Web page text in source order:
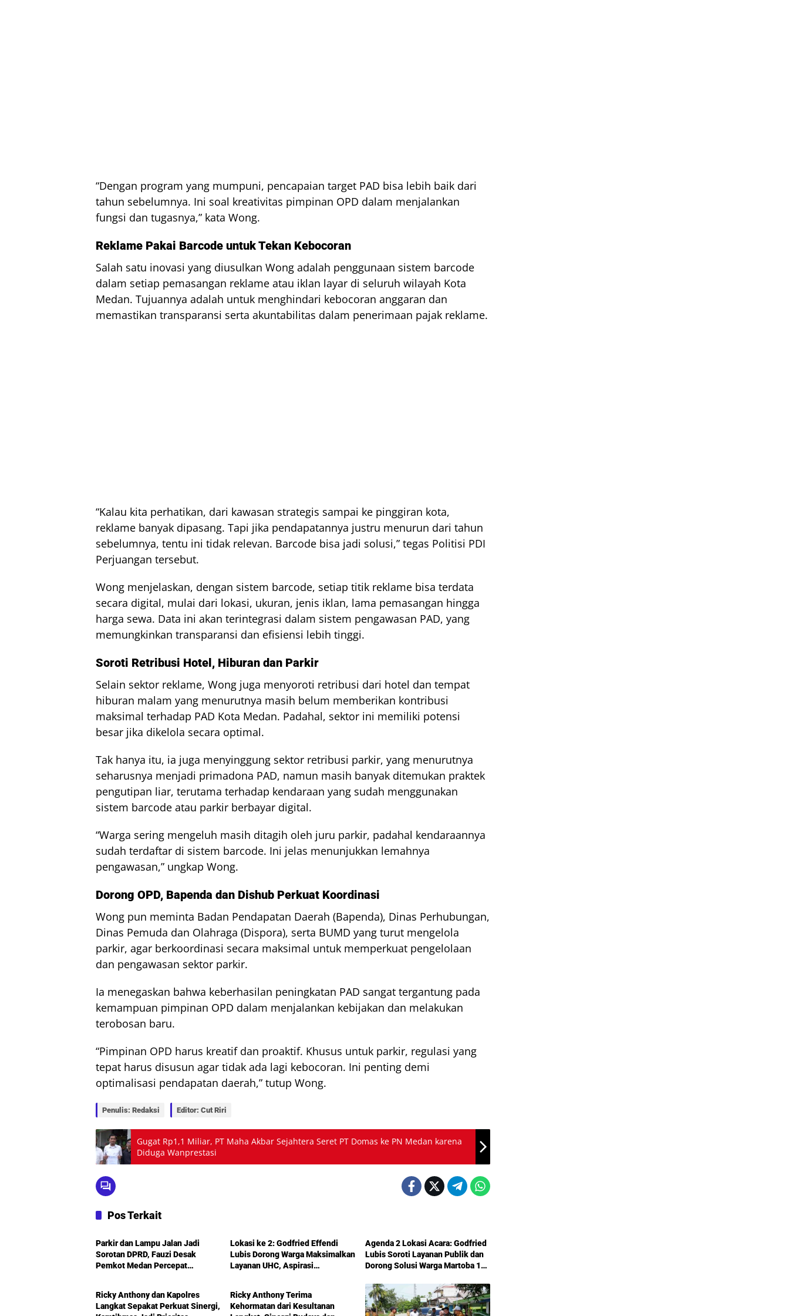
“Dengan program yang mumpuni, pencapaian target PAD bisa lebih baik dari
tahun sebelumnya. Ini soal kreativitas pimpinan OPD dalam menjalankan
fungsi dan tugasnya,” kata Wong.
Reklame Pakai Barcode untuk Tekan Kebocoran
Salah satu inovasi yang diusulkan Wong adalah penggunaan sistem barcode
dalam setiap pemasangan reklame atau iklan layar di seluruh wilayah Kota
Medan. Tujuannya adalah untuk menghindari kebocoran anggaran dan
memastikan transparansi serta akuntabilitas dalam penerimaan pajak reklame.
“Kalau kita perhatikan, dari kawasan strategis sampai ke pinggiran kota,
reklame banyak dipasang. Tapi jika pendapatannya justru menurun dari tahun
sebelumnya, tentu ini tidak relevan. Barcode bisa jadi solusi,” tegas Politisi PDI
Perjuangan tersebut.
Wong menjelaskan, dengan sistem barcode, setiap titik reklame bisa terdata
secara digital, mulai dari lokasi, ukuran, jenis iklan, lama pemasangan hingga
harga sewa. Data ini akan terintegrasi dalam sistem pengawasan PAD, yang
memungkinkan transparansi dan efisiensi lebih tinggi.
Soroti Retribusi Hotel, Hiburan dan Parkir
Selain sektor reklame, Wong juga menyoroti retribusi dari hotel dan tempat
hiburan malam yang menurutnya masih belum memberikan kontribusi
maksimal terhadap PAD Kota Medan. Padahal, sektor ini memiliki potensi
besar jika dikelola secara optimal.
Tak hanya itu, ia juga menyinggung sektor retribusi parkir, yang menurutnya
seharusnya menjadi primadona PAD, namun masih banyak ditemukan praktek
pengutipan liar, terutama terhadap kendaraan yang sudah menggunakan
sistem barcode atau parkir berbayar digital.
“Warga sering mengeluh masih ditagih oleh juru parkir, padahal kendaraannya
sudah terdaftar di sistem barcode. Ini jelas menunjukkan lemahnya
pengawasan,” ungkap Wong.
Dorong OPD, Bapenda dan Dishub Perkuat Koordinasi
Wong pun meminta Badan Pendapatan Daerah (Bapenda), Dinas Perhubungan,
Dinas Pemuda dan Olahraga (Dispora), serta BUMD yang turut mengelola
parkir, agar berkoordinasi secara maksimal untuk memperkuat pengelolaan
dan pengawasan sektor parkir.
Ia menegaskan bahwa keberhasilan peningkatan PAD sangat tergantung pada
kemampuan pimpinan OPD dalam menjalankan kebijakan dan melakukan
terobosan baru.
“Pimpinan OPD harus kreatif dan proaktif. Khusus untuk parkir, regulasi yang
tepat harus disusun agar tidak ada lagi kebocoran. Ini penting demi
optimalisasi pendapatan daerah,” tutup Wong.
Penulis: Redaksi Editor: Cut Riri
Gugat Rp1,1 Miliar, PT Maha Akbar Sejahtera Seret PT Domas ke PN Medan karena
Diduga Wanprestasi
Pos Terkait
Politik
Parkir dan Lampu Jalan Jadi
Sorotan DPRD, Fauzi Desak
Pemkot Medan Percepat
Lokasi ke 2: Godfried Effendi
Lubis Dorong Warga Maksimalkan
Layanan UHC, Aspirasi
Amplas
Agenda 2 Lokasi Acara: Godfried
Lubis Soroti Layanan Publik dan
Dorong Solusi Warga Martoba 1
Ricky Anthony dan Kapolres
Langkat Sepakat Perkuat Sinergi,
Politik
Ricky Anthony Terima
Kehormatan dari Kesultanan